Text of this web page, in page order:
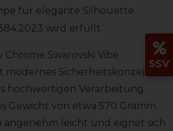
für elegante Silhouette
wird erfüllt
Chrome Swarovski Vibe
Sicherheitskonzept
hochwertigen Verarbeitung.
Gewicht von etwa 570 Gramm
angenehm leicht und eignet sich
SSV